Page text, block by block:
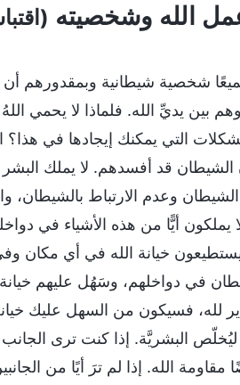
الله وشخصيته
شخصية شيطانية وبمقدورهم
يديِّ الله. فلماذا لا يحمي
التي يمكنك إيجادها في هذا؟
قد أفسدهم. لا يملك البشر
وعدم الارتباط بالشيطان،
يملكون أيًّا من هذه الأشياء في
خيانة الله في أي مكان
في دواخلهم، وسَهُل عليهم
لله، فسيكون من السهل عليك
ليُخلّص البشريَّة. إذا كنت ترى
الله. إذا لم ترَ أيًا من